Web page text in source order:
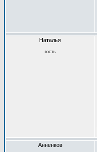
Наталья
гость
Анненков